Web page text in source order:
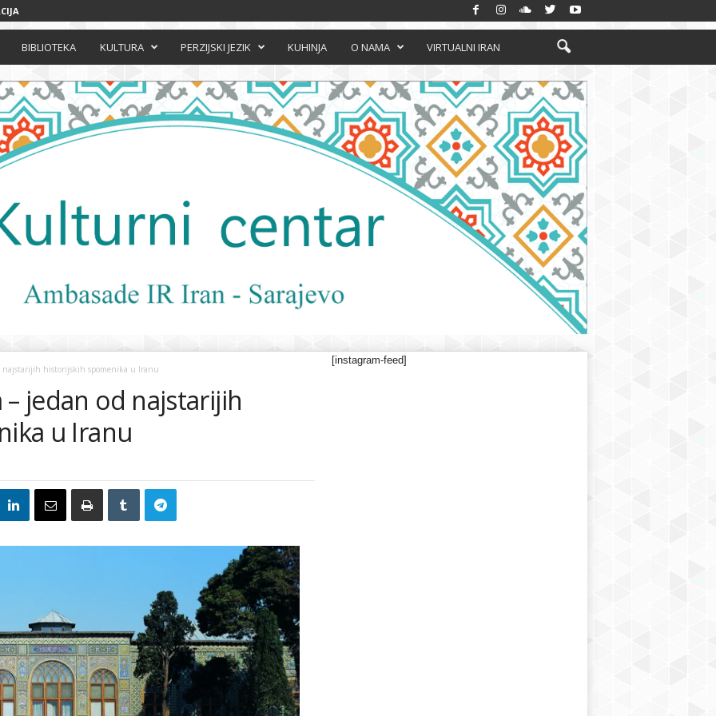
BIBLIOTEKA KULTURA PERZIJSKI JEZIK KUHINJA O NAMA VIRTUALNI IRAN
najstarijih historijskih spomenika u Iranu
jedan od najstarijih
u Iranu
[instagram-feed]